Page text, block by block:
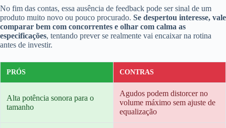
No fim das contas, essa ausência de feedback pode ser sinal de um
produto muito novo ou pouco procurado. Se despertou interesse, vale
comparar bem com concorrentes e olhar com calma as
especificações, tentando prever se realmente vai encaixar na rotina
antes de investir.
PRÓS CONTRAS
Alta potência sonora para o
tamanho
Agudos podem distorcer no
volume máximo sem ajuste de
equalização